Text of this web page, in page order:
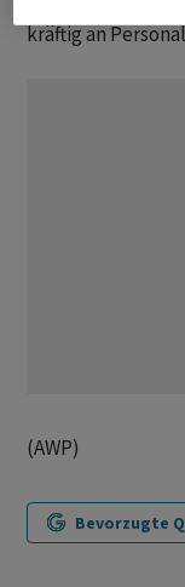
kräftig an
(AWP)
Bevorzugte